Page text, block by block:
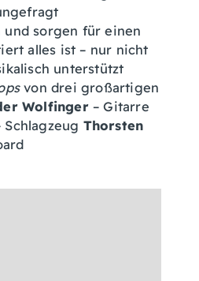
und sorgen für einen
alles ist – nur nicht
unterstützt
von drei großartigen
Wolfinger– Gitarre
Schlagzeug Thorsten